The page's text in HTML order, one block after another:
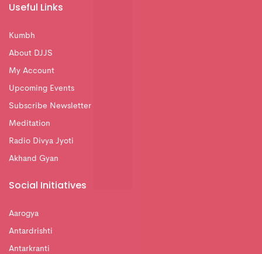
Useful Links
Kumbh
About DJJS
My Account
Upcoming Events
Subscribe Newsletter
Meditation
Radio Divya Jyoti
Akhand Gyan
Social Initiatives
Aarogya
Antardrishti
Antarkranti